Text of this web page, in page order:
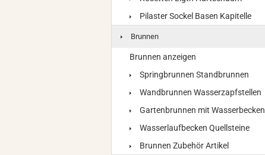
Pilaster Sockel Basen Kapitelle
Brunnen
Brunnen anzeigen
Springbrunnen Standbrunnen
Wandbrunnen Wasserzapfstellen
Gartenbrunnen mit Wasserbecken
Wasserlaufbecken Quellsteine
Brunnen Zubehör Artikel